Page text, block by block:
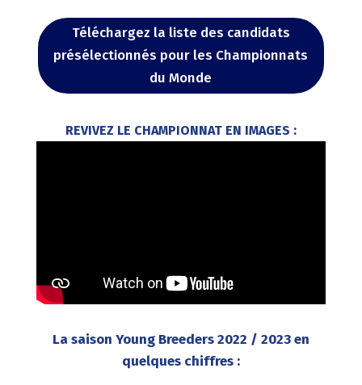
Téléchargez la liste des candidats
présélectionnés pour les Championnats
du Monde
REVIVEZ LE CHAMPIONNAT EN IMAGES :
La saison Young Breeders 2022 / 2023 en
quelques chiffres :